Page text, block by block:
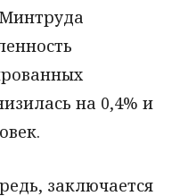
на 0,4% и
заключается